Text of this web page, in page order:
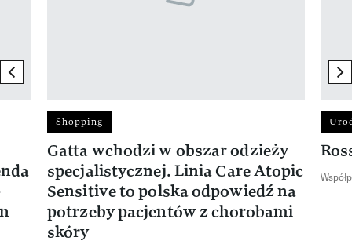
previous element
Shopping
Gatta wchodzi w obszar odzieży
specjalistycznej. Linia Care Atopic
Sensitive to polska odpowiedź na
potrzeby pacjentów z chorobami
skóry